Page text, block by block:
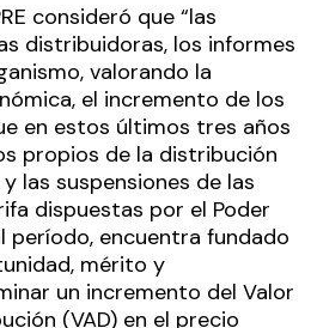
consideró que “las
distribuidoras, los informes
valorando la
el incremento de los
en estos últimos tres años
propios de la distribución
las suspensiones de las
dispuestas por el Poder
período, encuentra fundado
mérito y
un incremento del Valor
(VAD) en el precio